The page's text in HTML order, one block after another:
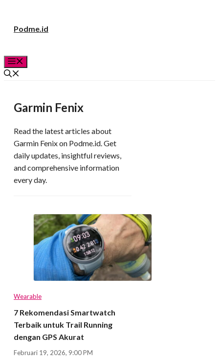
Podme.id
Garmin Fenix
Read the latest articles about
Garmin Fenix on Podme.id. Get
daily updates, insightful reviews,
and comprehensive information
every day.
Wearable
7 Rekomendasi Smartwatch
Terbaik untuk Trail Running
dengan GPS Akurat
Februari 19, 2026, 9:00 PM